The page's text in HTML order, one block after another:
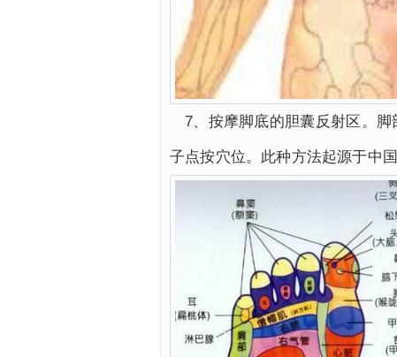
7、按摩脚底的胆囊反射区。
子点按穴位。此种方法起源于中